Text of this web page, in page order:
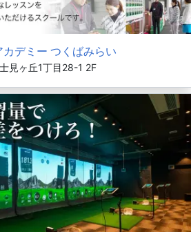
デミー つくばみらい
見ヶ丘1丁目28-1 2F